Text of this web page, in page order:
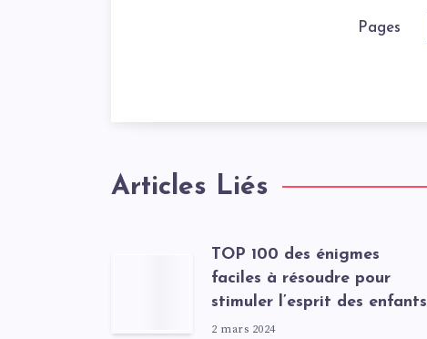
Pages
Articles Liés
TOP 100 des énigmes
faciles à résoudre pour
stimuler l’esprit des enfants
2 mars 2024